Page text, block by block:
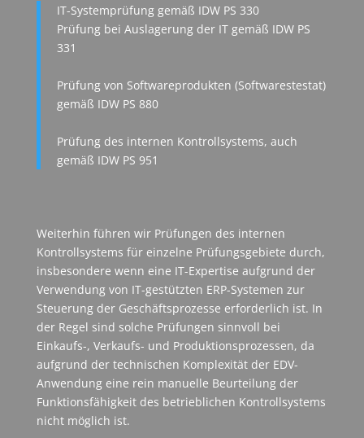
IT-Systemprüfung gemäß IDW PS 330
Prüfung bei Auslagerung der IT gemäß IDW PS
331
Prüfung von Softwareprodukten (Softwarestestat)
gemäß IDW PS 880
Prüfung des internen Kontrollsystems, auch
gemäß IDW PS 951
Weiterhin führen wir Prüfungen des internen
Kontrollsystems für einzelne Prüfungsgebiete durch,
insbesondere wenn eine IT-Expertise aufgrund der
Verwendung von IT-gestützten ERP-Systemen zur
Steuerung der Geschäftsprozesse erforderlich ist. In
der Regel sind solche Prüfungen sinnvoll bei
Einkaufs-, Verkaufs- und Produktionsprozessen, da
aufgrund der technischen Komplexität der EDV-
Anwendung eine rein manuelle Beurteilung der
Funktionsfähigkeit des betrieblichen Kontrollsystems
nicht möglich ist.